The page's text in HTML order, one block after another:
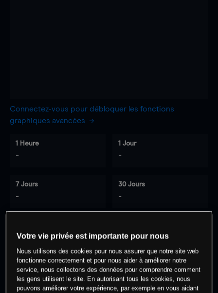
Connectez-vous pour débloquer les fonctions
graphiques avancées
1 Heure
-
1 Jour
-
7 Jours
-
30 Jours
-
0% des clients ont une position à
cet actif
Commencez à trader
Votre vie privée est importante pour nous
Nous utilisons des cookies pour nous assurer que notre site web
fonctionne correctement et pour nous aider à améliorer notre
service, nous collectons des données pour comprendre comment
les gens utilisent le site. En autorisant tous les cookies, nous
pouvons améliorer votre expérience, par exemple en vous aidant